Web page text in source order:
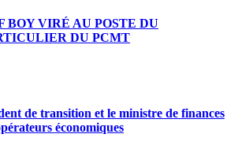
BOY VIRÉ AU POSTE DU
DU PCMT
de transition et le ministre de finances
économiques